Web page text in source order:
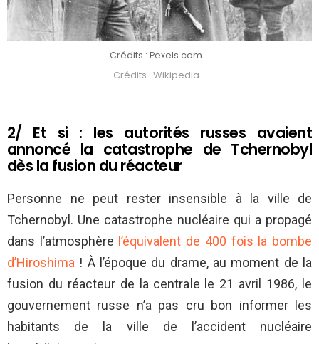
Crédits : Pexels.com
Crédits : Wikipedia
2/ Et si : les autorités russes avaient
annoncé la catastrophe de Tchernobyl
dès la fusion du réacteur
Personne ne peut rester insensible à la ville de
Tchernobyl. Une catastrophe nucléaire qui a propagé
dans l’atmosphère l’équivalent de 400 fois la bombe
d’Hiroshima ! À l’époque du drame, au moment de la
fusion du réacteur de la centrale le 21 avril 1986, le
gouvernement russe n’a pas cru bon informer les
habitants de la ville de l’accident nucléaire